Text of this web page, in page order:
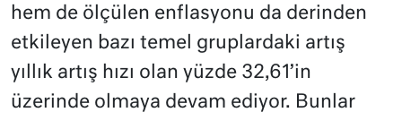
hem de ölçülen enflasyonu da derinden
etkileyen bazı temel gruplardaki artış
yıllık artış hızı olan yüzde 32,61’in
üzerinde olmaya devam ediyor. Bunlar